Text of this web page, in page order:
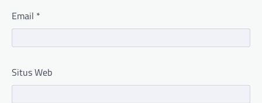
Email *
Situs Web